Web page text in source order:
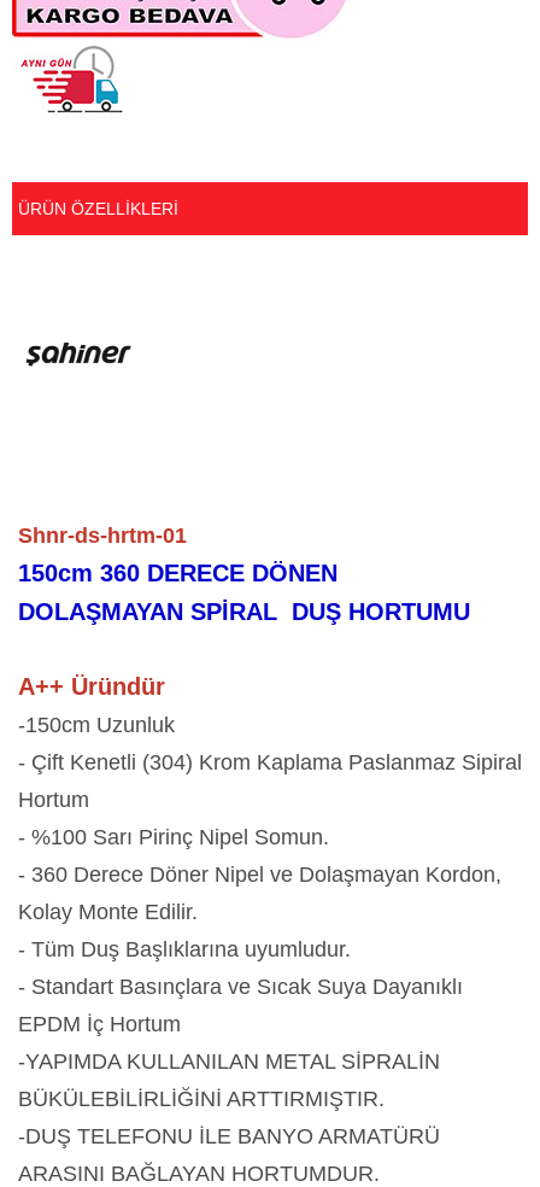
ÜRÜN ÖZELLIKLERI
Shnr-ds-hrtm-01
150cm 360 DERECE DÖNEN
DOLAŞMAYAN SPİRAL DUŞ HORTUMU
A++ Üründür
-150cm Uzunluk
- Çift Kenetli (304) Krom Kaplama Paslanmaz Sipiral
Hortum
- %100 Sarı Pirinç Nipel Somun.
- 360 Derece Döner Nipel ve Dolaşmayan Kordon,
Kolay Monte Edilir.
- Tüm Duş Başlıklarına uyumludur.
- Standart Basınçlara ve Sıcak Suya Dayanıklı
EPDM İç Hortum
-YAPIMDA KULLANILAN METAL SİPRALİN
BÜKÜLEBİLİRLİĞİNİ ARTTIRMIŞTIR.
-DUŞ TELEFONU İLE BANYO ARMATÜRÜ
ARASINI BAĞLAYAN HORTUMDUR.